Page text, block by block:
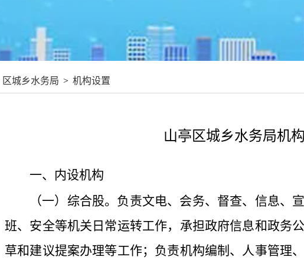
区城乡水务局 > 机构设置
山亭区城乡水务局机
一、内设机构
（一）综合股。负责文电、会务、督查、信息、
班、安全等机关日常运转工作，承担政府信息和政务
草和建议提案办理等工作；负责机构编制、人事管理